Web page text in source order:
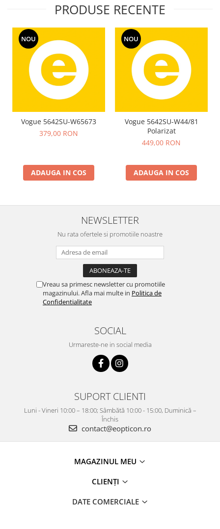
PRODUSE RECENTE
NOU
Vogue 5642SU-W65673
379,00 RON
ADAUGA IN COS
NOU
Vogue 5642SU-W44/81
Polarizat
449,00 RON
ADAUGA IN COS
NEWSLETTER
Nu rata ofertele si promotiile noastre
Vreau sa primesc newsletter cu promotiile
magazinului. Afla mai multe in Politica de
Confidentialitate
SOCIAL
Urmareste-ne in social media
SUPORT CLIENTI
Luni - Vineri 10:00 – 18:00; Sâmbătă 10:00 - 15:00, Duminică –
Închis
contact@eopticon.ro
MAGAZINUL MEU
CLIENȚI
DATE COMERCIALE